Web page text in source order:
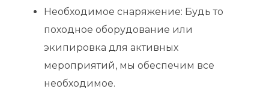
Необходимое снаряжение: Будь то
походное оборудование или
экипировка для активных
мероприятий, мы обеспечим все
необходимое.